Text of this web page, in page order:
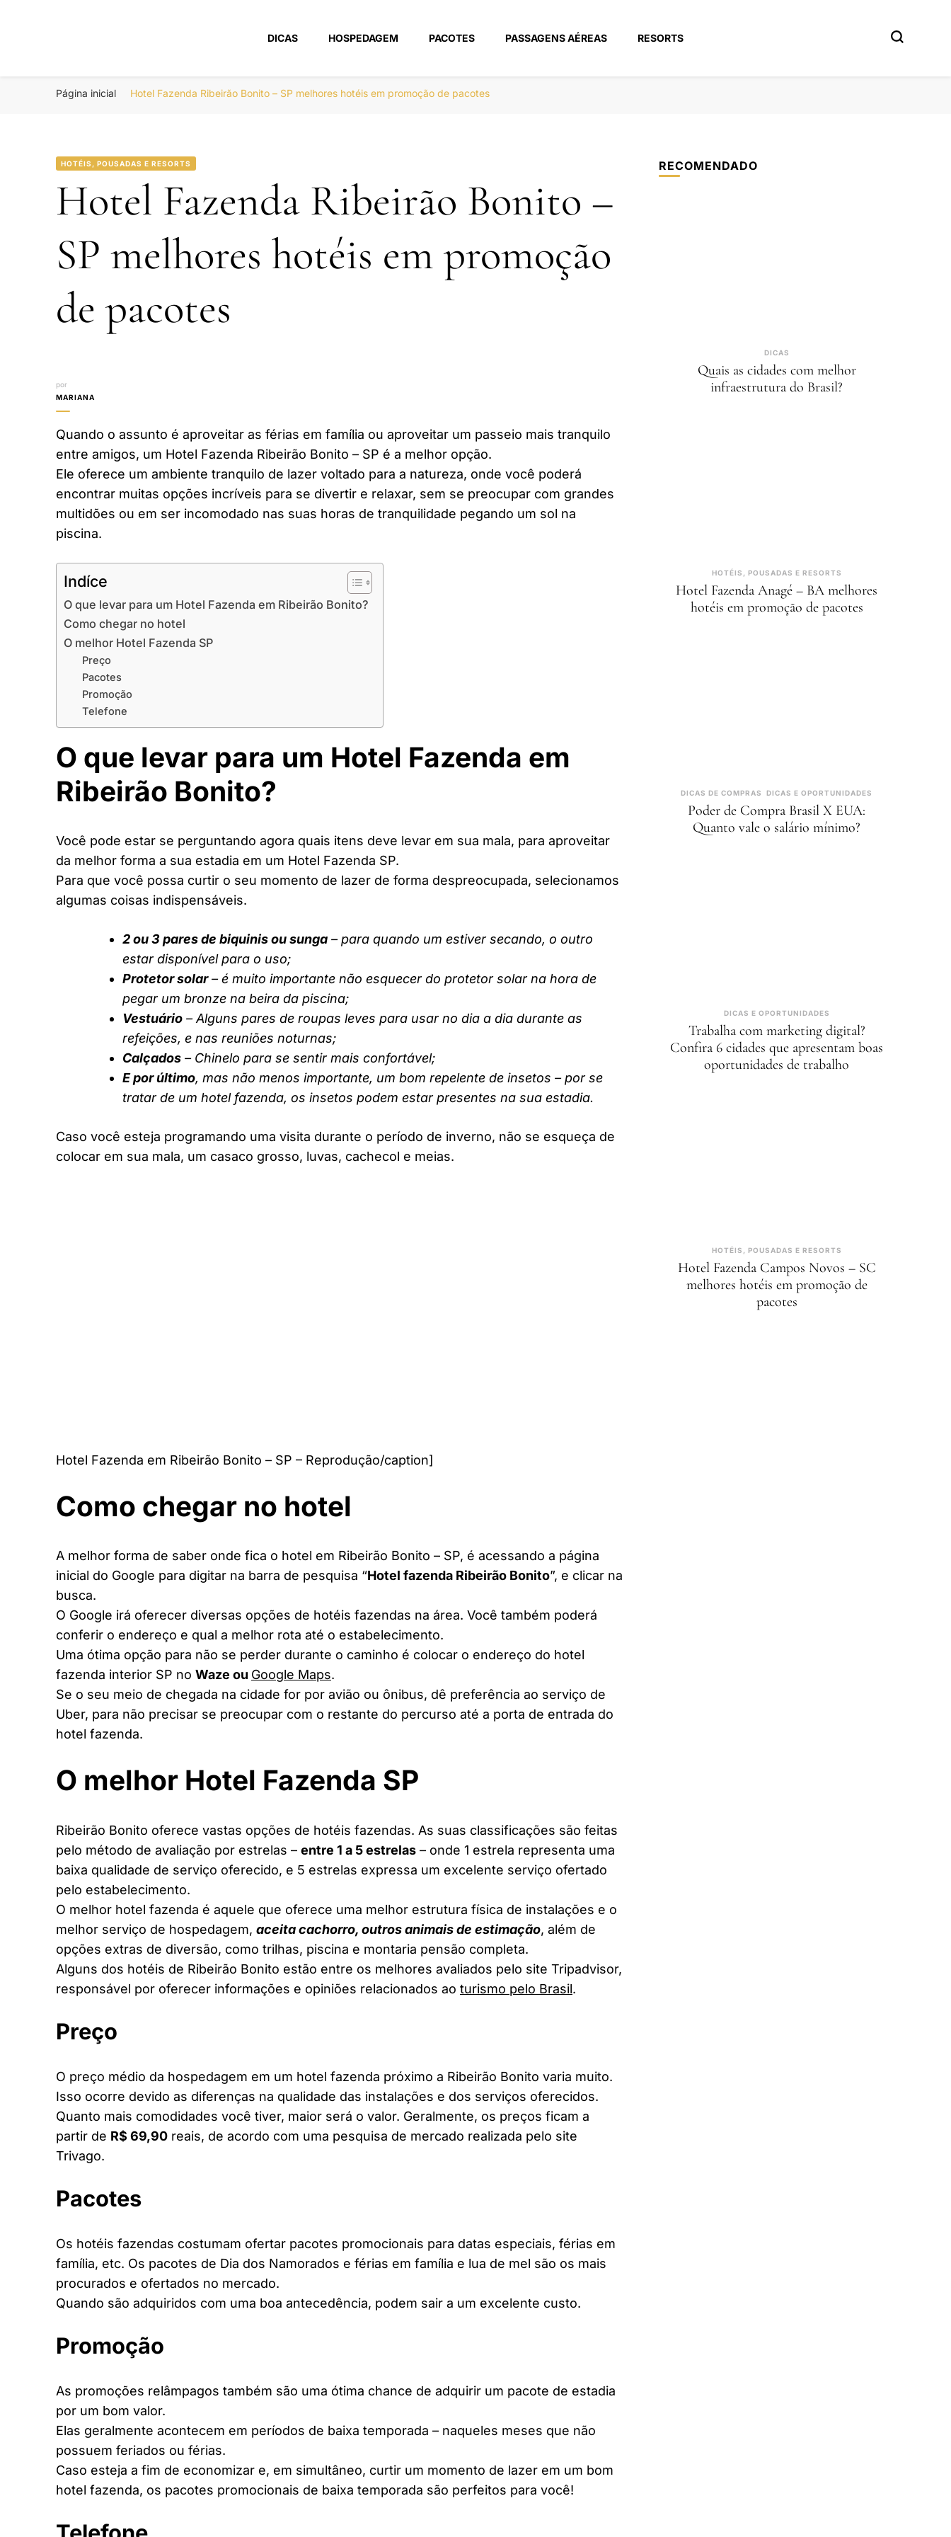
Portal Boa Viagem
DICAS HOSPEDAGEM PACOTES PASSAGENS AÉREAS RESORTS
Página inicial Hotel Fazenda Ribeirão Bonito – SP melhores hotéis em promoção de pacotes
HOTÉIS, POUSADAS E RESORTS
Hotel Fazenda Ribeirão Bonito –
SP melhores hotéis em promoção
de pacotes
por
MARIANA
Quando o assunto é aproveitar as férias em família ou aproveitar um passeio mais tranquilo
entre amigos, um Hotel Fazenda Ribeirão Bonito – SP é a melhor opção.
Ele oferece um ambiente tranquilo de lazer voltado para a natureza, onde você poderá
encontrar muitas opções incríveis para se divertir e relaxar, sem se preocupar com grandes
multidões ou em ser incomodado nas suas horas de tranquilidade pegando um sol na
piscina.
Indíce
O que levar para um Hotel Fazenda em Ribeirão Bonito?
Como chegar no hotel
O melhor Hotel Fazenda SP
Preço
Pacotes
Promoção
Telefone
O que levar para um Hotel Fazenda em
Ribeirão Bonito?
Você pode estar se perguntando agora quais itens deve levar em sua mala, para aproveitar
da melhor forma a sua estadia em um Hotel Fazenda SP.
Para que você possa curtir o seu momento de lazer de forma despreocupada, selecionamos
algumas coisas indispensáveis.
2 ou 3 pares de biquinis ou sunga – para quando um estiver secando, o outro
estar disponível para o uso;
Protetor solar– é muito importante não esquecer do protetor solar na hora de
pegar um bronze na beira da piscina;
Vestuário – Alguns pares de roupas leves para usar no dia a dia durante as
refeições, e nas reuniões noturnas;
Calçados – Chinelo para se sentir mais confortável;
E por último, mas não menos importante, um bom repelente de insetos – por se
tratar de um hotel fazenda, os insetos podem estar presentes na sua estadia.
Caso você esteja programando uma visita durante o período de inverno, não se esqueça de
colocar em sua mala, um casaco grosso, luvas, cachecol e meias.
Hotel Fazenda em Ribeirão Bonito – SP – Reprodução/caption]
Como chegar no hotel
A melhor forma de saber onde fica o hotel em Ribeirão Bonito – SP, é acessando a página
inicial do Google para digitar na barra de pesquisa “Hotel fazenda Ribeirão Bonito”, e clicar na
busca.
O Google irá oferecer diversas opções de hotéis fazendas na área. Você também poderá
conferir o endereço e qual a melhor rota até o estabelecimento.
Uma ótima opção para não se perder durante o caminho é colocar o endereço do hotel
fazenda interior SP no Waze ou Google Maps.
Se o seu meio de chegada na cidade for por avião ou ônibus, dê preferência ao serviço de
Uber, para não precisar se preocupar com o restante do percurso até a porta de entrada do
hotel fazenda.
O melhor Hotel Fazenda SP
Ribeirão Bonito oferece vastas opções de hotéis fazendas. As suas classificações são feitas
pelo método de avaliação por estrelas – entre 1 a 5 estrelas – onde 1 estrela representa uma
baixa qualidade de serviço oferecido, e 5 estrelas expressa um excelente serviço ofertado
pelo estabelecimento.
O melhor hotel fazenda é aquele que oferece uma melhor estrutura física de instalações e o
melhor serviço de hospedagem, aceita cachorro, outros animais de estimação, além de
opções extras de diversão, como trilhas, piscina e montaria pensão completa.
Alguns dos hotéis de Ribeirão Bonito estão entre os melhores avaliados pelo site Tripadvisor,
responsável por oferecer informações e opiniões relacionados ao turismo pelo Brasil.
Preço
O preço médio da hospedagem em um hotel fazenda próximo a Ribeirão Bonito varia muito.
Isso ocorre devido as diferenças na qualidade das instalações e dos serviços oferecidos.
Quanto mais comodidades você tiver, maior será o valor. Geralmente, os preços ficam a
partir de R$ 69,90 reais, de acordo com uma pesquisa de mercado realizada pelo site
Trivago.
Pacotes
Os hotéis fazendas costumam ofertar pacotes promocionais para datas especiais, férias em
família, etc. Os pacotes de Dia dos Namorados e férias em família e lua de mel são os mais
procurados e ofertados no mercado.
Quando são adquiridos com uma boa antecedência, podem sair a um excelente custo.
Promoção
As promoções relâmpagos também são uma ótima chance de adquirir um pacote de estadia
por um bom valor.
Elas geralmente acontecem em períodos de baixa temporada – naqueles meses que não
possuem feriados ou férias.
Caso esteja a fim de economizar e, em simultâneo, curtir um momento de lazer em um bom
hotel fazenda, os pacotes promocionais de baixa temporada são perfeitos para você!
RECOMENDADO
DICAS
Quais as cidades com melhor
infraestrutura do Brasil?
HOTÉIS, POUSADAS E RESORTS
Hotel Fazenda Anagé – BA melhores
hotéis em promoção de pacotes
DICAS DE COMPRAS DICAS E OPORTUNIDADES
Poder de Compra Brasil X EUA:
Quanto vale o salário mínimo?
DICAS E OPORTUNIDADES
Trabalha com marketing digital?
Confira 6 cidades que apresentam boas
oportunidades de trabalho
HOTÉIS, POUSADAS E RESORTS
Hotel Fazenda Campos Novos – SC
melhores hotéis em promoção de
pacotes